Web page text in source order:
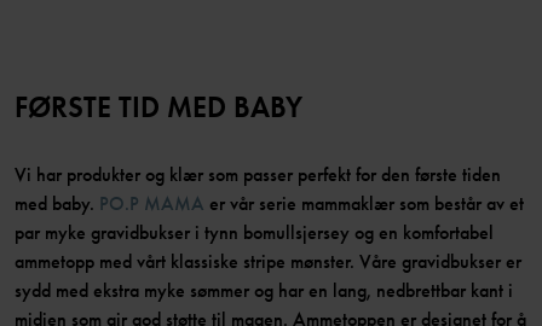
FØRSTE TID MED BABY
Vi har produkter og klær som passer perfekt for den første tiden
med baby. PO.P MAMA er vår serie mammaklær som består av et
par myke gravidbukser i tynn bomullsjersey og en komfortabel
ammetopp med vårt klassiske stripe mønster. Våre gravidbukser er
sydd med ekstra myke sømmer og har en lang, nedbrettbar kant i
midjen som gir god støtte til magen. Ammetoppen er designet for å